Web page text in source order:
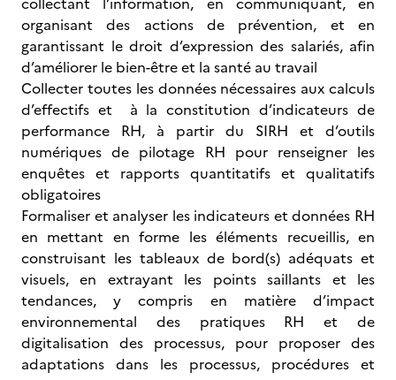
organisant des actions de prévention, et en
garantissant le droit d’expression des salariés, afin
d’améliorer le bien-être et la santé au travail
Collecter toutes les données nécessaires aux calculs
d’effectifs et à la constitution d’indicateurs de
performance RH, à partir du SIRH et d’outils
numériques de pilotage RH pour renseigner les
enquêtes et rapports quantitatifs et qualitatifs
obligatoires
Formaliser et analyser les indicateurs et données RH
en mettant en forme les éléments recueillis, en
construisant les tableaux de bord(s) adéquats et
visuels, en extrayant les points saillants et les
tendances, y compris en matière d’impact
environnemental des pratiques RH et de
digitalisation des processus, pour proposer des
adaptations dans les processus, procédures et